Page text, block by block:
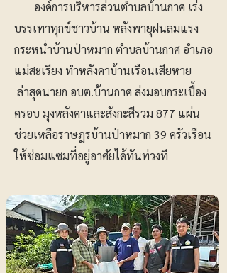
องค์การบริหารส่วนตำบลบ้านกาศ เร่ง
บรรเทาทุกข์ชาวบ้าน หลังพายุฝนลมแรง
กระหน่ำบ้านป่าหมาก ตำบลบ้านกาศ อำเภอ
แม่สะเรียง ทำหลังคาบ้านเรือนเสียหาย
ล่าสุดนายก อบต.บ้านกาศ ส่งมอบกระเบื้อง
ครอบ มุงหลังคาและสังกะสีรวม 877 แผ่น
ช่วยเหลือราษฎรบ้านป่าหมาก 39 ครัวเรือน
ให้ซ่อมแซมที่อยู่อาศัยได้ทันท่วงที